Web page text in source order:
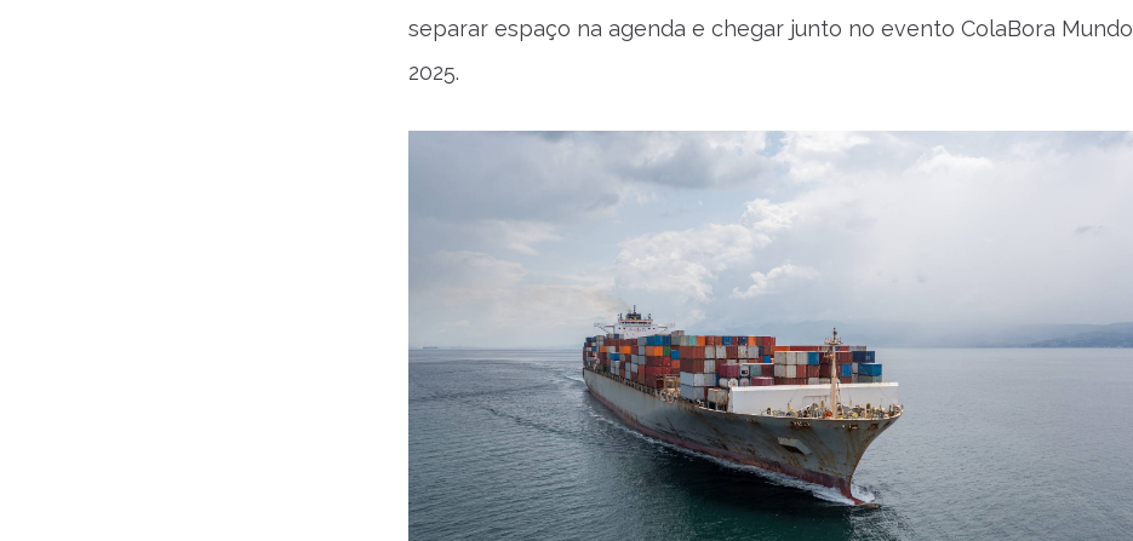
separar espaço na agenda e chegar junto no evento ColaBora Mundo
2025.